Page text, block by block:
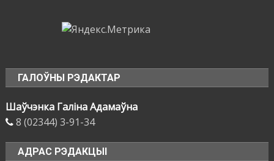
ГАЛОЎНЫ РЭДАКТАР
Шаўчэнка Галіна Адамаўна
8 (02344) 3-91-34
АДРАС РЭДАКЦЫІ